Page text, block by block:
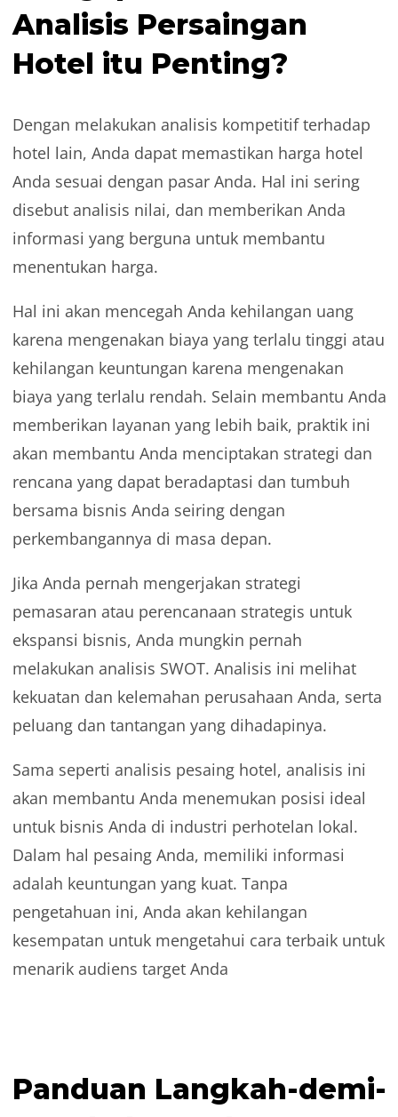
Analisis Persaingan
Hotel itu Penting?
Dengan melakukan analisis kompetitif terhadap
hotel lain, Anda dapat memastikan harga hotel
Anda sesuai dengan pasar Anda. Hal ini sering
disebut analisis nilai, dan memberikan Anda
informasi yang berguna untuk membantu
menentukan harga.
Hal ini akan mencegah Anda kehilangan uang
karena mengenakan biaya yang terlalu tinggi atau
kehilangan keuntungan karena mengenakan
biaya yang terlalu rendah. Selain membantu Anda
memberikan layanan yang lebih baik, praktik ini
akan membantu Anda menciptakan strategi dan
rencana yang dapat beradaptasi dan tumbuh
bersama bisnis Anda seiring dengan
perkembangannya di masa depan.
Jika Anda pernah mengerjakan strategi
pemasaran atau perencanaan strategis untuk
ekspansi bisnis, Anda mungkin pernah
melakukan analisis SWOT. Analisis ini melihat
kekuatan dan kelemahan perusahaan Anda, serta
peluang dan tantangan yang dihadapinya.
Sama seperti analisis pesaing hotel, analisis ini
akan membantu Anda menemukan posisi ideal
untuk bisnis Anda di industri perhotelan lokal.
Dalam hal pesaing Anda, memiliki informasi
adalah keuntungan yang kuat. Tanpa
pengetahuan ini, Anda akan kehilangan
kesempatan untuk mengetahui cara terbaik untuk
menarik audiens target Anda
Panduan Langkah-demi-